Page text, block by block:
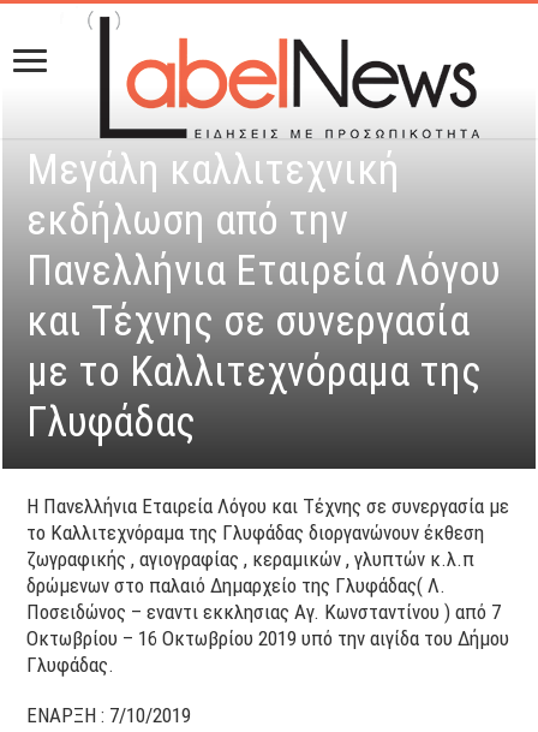
Μεγάλη καλλιτεχνική
εκδήλωση από την
Πανελλήνια Εταιρεία Λόγου
και Τέχνης σε συνεργασία
με το Καλλιτεχνόραμα της
Γλυφάδας
Η Πανελλήνια Εταιρεία Λόγου και Τέχνης σε συνεργασία με
το Καλλιτεχνόραμα της Γλυφάδας διοργανώνουν έκθεση
ζωγραφικής , αγιογραφίας , κεραμικών , γλυπτών κ.λ.π
δρώμενων στο παλαιό Δημαρχείο της Γλυφάδας( Λ.
Ποσειδώνος – εναντι εκκλησιας Αγ. Κωνσταντίνου ) από 7
Οκτωβρίου – 16 Οκτωβρίου 2019 υπό την αιγίδα του Δήμου
Γλυφάδας.
ΕΝΑΡΞΗ : 7/10/2019